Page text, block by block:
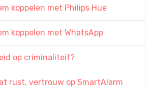
koppelen met Philips Hue
koppelen met WhatsApp
op criminaliteit?
rust, vertrouw op SmartAlarm